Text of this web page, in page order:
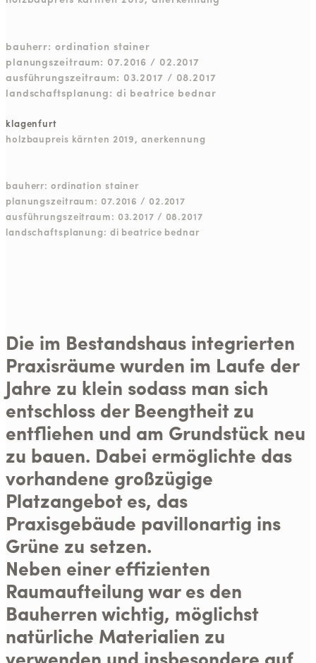
bauherr: ordination stainer
planungszeitraum: 07.2016 / 02.2017
ausführungszeitraum: 03.2017 / 08.2017
landschaftsplanung: di beatrice bednar
klagenfurt
holzbaupreis kärnten 2019, anerkennung
bauherr: ordination stainer
planungszeitraum: 07.2016 / 02.2017
ausführungszeitraum: 03.2017 / 08.2017
landschaftsplanung: di beatrice bednar
Die im Bestandshaus integrierten
Praxisräume wurden im Laufe der
Jahre zu klein sodass man sich
entschloss der Beengtheit zu
entfliehen und am Grundstück neu
zu bauen. Dabei ermöglichte das
vorhandene großzügige
Platzangebot es, das
Praxisgebäude pavillonartig ins
Grüne zu setzen.
Neben einer effizienten
Raumaufteilung war es den
Bauherren wichtig, möglichst
natürliche Materialien zu